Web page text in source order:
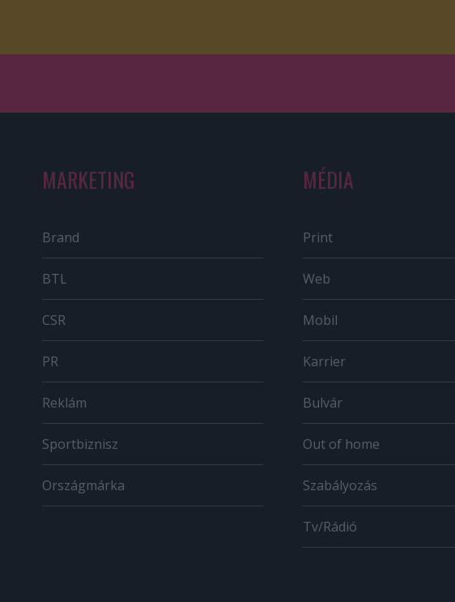
MARKETING
Brand
BTL
CSR
PR
Reklám
Sportbiznisz
Országmárka
MÉDIA
Print
Web
Mobil
Karrier
Bulvár
Out of home
Szabályozás
Tv/Rádió